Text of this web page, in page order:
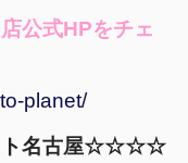
公式HPをチェ
planet/
名古屋☆☆☆☆